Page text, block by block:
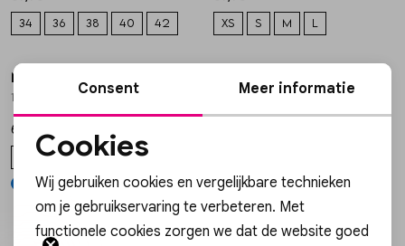
Truien
Blazers & gilets
Steentje/bedel
Enkelbandjes
Sokken
Petten & Mutsen
34 36 38 40 42 XS S M L
Neo Noir
169965-145 BLOUSE RISTA
69,95
36 38 40
filter
Noodzakelijke cookies
Personalisatie cookies
Analytische cookies
Consent Meer informatie
Cookies
Wij gebruiken cookies en vergelijkbare technieken
om je gebruikservaring te verbeteren. Met
functionele cookies zorgen we dat de website goed